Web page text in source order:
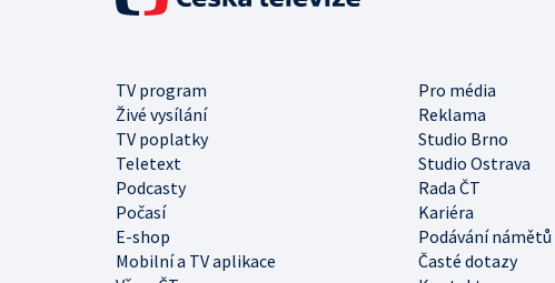
TV program
Pro média
Živé vysílání
Reklama
TV poplatky
Studio Brno
Teletext
Studio Ostrava
Podcasty
Rada ČT
Počasí
Kariéra
E-shop
Podávání námětů
Mobilní a TV aplikace
Časté dotazy